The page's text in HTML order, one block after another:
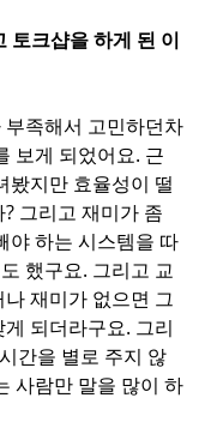
토크샵을 하게 된 이
족해서 고민하던차
보게 되었어요. 근
봤지만 효율성이 떨
그리고 재미가 좀
야 하는 시스템을 따
했구요. 그리고 교
재미가 없으면 그
되더라구요. 그리
간을 별로 주지 않
사람만 말을 많이 하